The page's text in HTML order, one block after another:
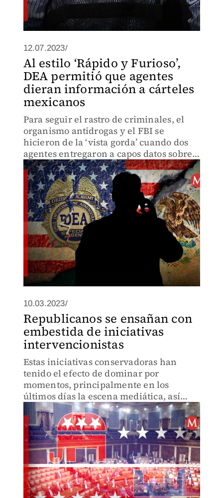
12.07.2023/
Al estilo ‘Rápido y Furioso’,
DEA permitió que agentes
dieran información a cárteles
mexicanos
Para seguir el rastro de criminales, el
organismo antidrogas y el FBI se
hicieron de la ‘vista gorda’ cuando dos
agentes entregaron a capos datos sobre
investigaciones selladas.
10.03.2023/
Republicanos se ensañan con
embestida de iniciativas
intervencionistas
Estas iniciativas conservadoras han
tenido el efecto de dominar por
momentos, principalmente en los
últimos días la escena mediática, así
como la agenda bilateral con México.